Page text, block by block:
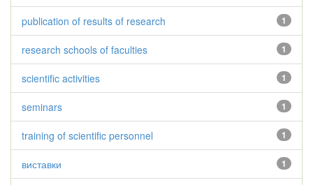
1
publication of results of research
1
research schools of faculties
1
scientific activities
1
seminars
1
training of scientific personnel
1
виставки